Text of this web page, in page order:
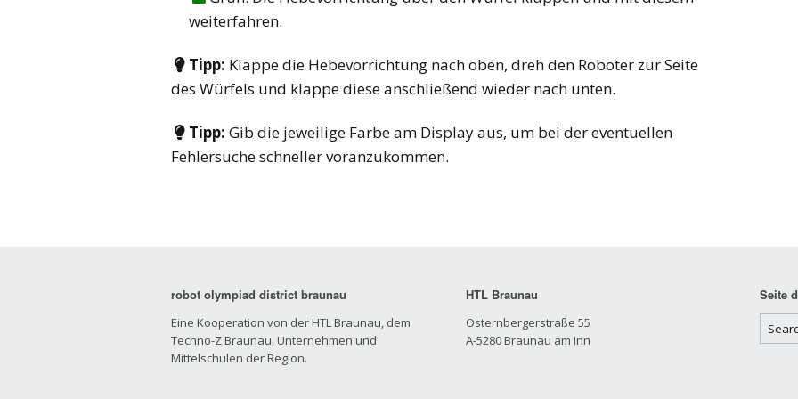
weiterfahren.
 Tipp: Klappe die Hebevorrichtung nach oben, dreh den Roboter zur Seite
des Würfels und klappe diese anschließend wieder nach unten.
 Tipp: Gib die jeweilige Farbe am Display aus, um bei der eventuellen
Fehlersuche schneller voranzukommen.
robot olympiad district braunau
Eine Kooperation von der HTL Braunau, dem
Techno-Z Braunau, Unternehmen und
Mittelschulen der Region.
HTL Braunau
Osternbergerstraße 55
A-5280 Braunau am Inn
Seite